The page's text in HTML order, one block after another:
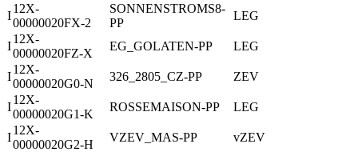
I
12X-
00000020FX-2
SONNENSTROMS8-
PP
LEG
I
12X-
00000020FZ-X
EG_GOLATEN-PP LEG
I
12X-
00000020G0-N
326_2805_CZ-PP ZEV
I
12X-
00000020G1-K
ROSSEMAISON-PP LEG
I
12X-
00000020G2-H
VZEV_MAS-PP vZEV